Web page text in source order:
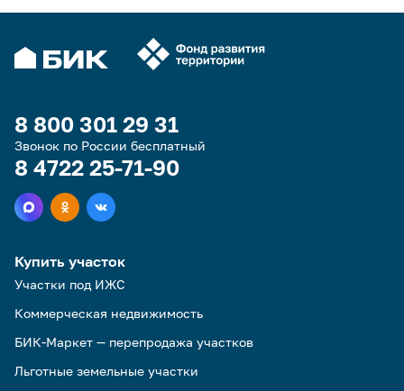
8 800 301 29 31
Звонок по России бесплатный
8 4722 25-71-90
Купить участок
Участки под ИЖС
Коммерческая недвижимость
БИК-Маркет — перепродажа участков
Льготные земельные участки